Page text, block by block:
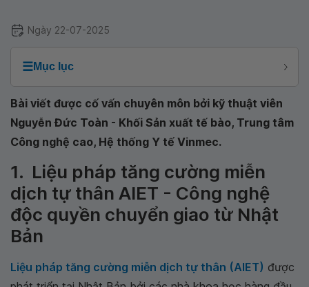
Ngày 22-07-2025
☰Mục lục
Bài viết được cố vấn chuyên môn bởi kỹ thuật viên
Nguyễn Đức Toàn - Khối Sản xuất tế bào, Trung tâm
Công nghệ cao, Hệ thống Y tế Vinmec.
1. Liệu pháp tăng cường miễn
dịch tự thân AIET - Công nghệ
độc quyền chuyển giao từ Nhật
Bản
Liệu pháp tăng cường miễn dịch tự thân (AIET) được